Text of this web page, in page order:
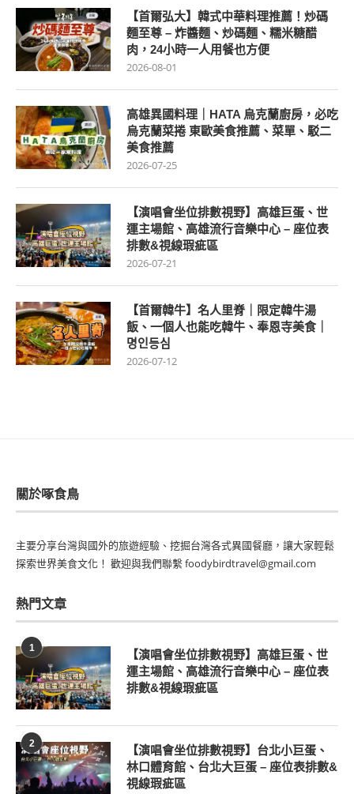
【首爾弘大】韓式中華料理推薦！炒碼
麵至尊 – 炸醬麵、炒碼麵、糯米糖醋
肉，24小時一人用餐也方便
2026-08-01
高雄異國料理｜HATA 烏克蘭廚房，必吃
烏克蘭菜捲 東歐美食推薦、菜單、駁二
美食推薦
2026-07-25
【演唱會坐位排數視野】高雄巨蛋、世
運主場館、高雄流行音樂中心 – 座位表
排數&視線瑕疵區
2026-07-21
【首爾韓牛】名人里脊｜限定韓牛湯
飯、一個人也能吃韓牛、奉恩寺美食｜
명인등심
2026-07-12
關於啄食鳥
主要分享台灣與國外的旅遊經驗、挖掘台灣各式異國餐廳，讓大家輕鬆
探索世界美食文化！ 歡迎與我們聯繫 foodybirdtravel@gmail.com
熱門文章
1
【演唱會坐位排數視野】高雄巨蛋、世
運主場館、高雄流行音樂中心 – 座位表
排數&視線瑕疵區
2
【演唱會坐位排數視野】台北小巨蛋、
林口體育館、台北大巨蛋 – 座位表排數&
視線瑕疵區